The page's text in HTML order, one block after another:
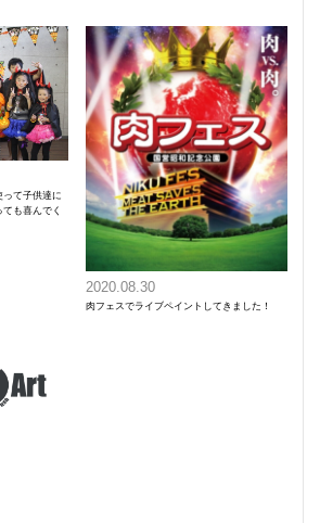
て子供達に
も喜んでく
2020.08.30
肉フェスでライブペイントしてきました！